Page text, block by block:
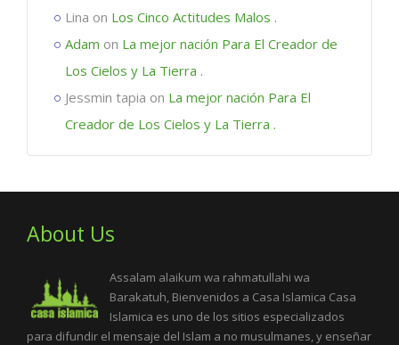
Lina on Los Cinco Actitudes Malos .
Adam on La mejor nación Para El Creador de
Los Cielos y La Tierra .
Jessmin tapia on La mejor nación Para El
Creador de Los Cielos y La Tierra .
About Us
Assalam alaikum wa rahmatullahi wa
Barakatuh, Bienvenidos a Casa Islamica Casa
Islamica es uno de los sitios especializados
para difundir el mensaje del Islam a no musulmanes, y enseñar